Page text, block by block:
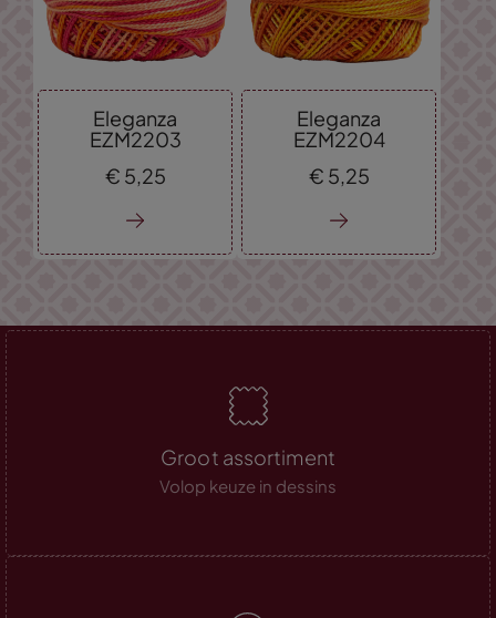
Eleganza
EZM2203
€ 5,25
Eleganza
EZM2204
€ 5,25
Groot assortiment
Volop keuze in dessins